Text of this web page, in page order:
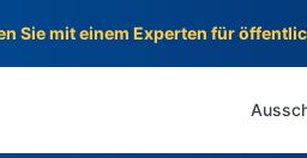
Sie mit einem Experten für